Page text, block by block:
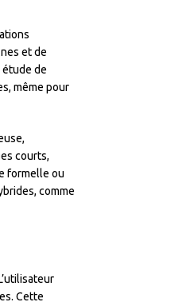
et de
de
même pour
courts,
formelle ou
comme
Cette